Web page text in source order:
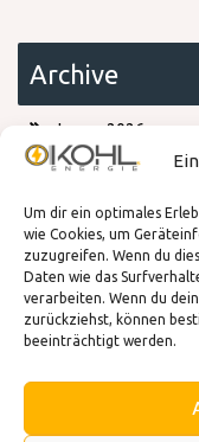
Um dir ein optimales
wie Cookies, um
zuzugreifen. Wenn du
Daten wie das
verarbeiten. Wenn du
zurückziehst, können
beeinträchtigt werden.
Archive
Januar 2026
Dezember 2025
Juli 2025
März 2025
Kategorien
Existenzgruendung